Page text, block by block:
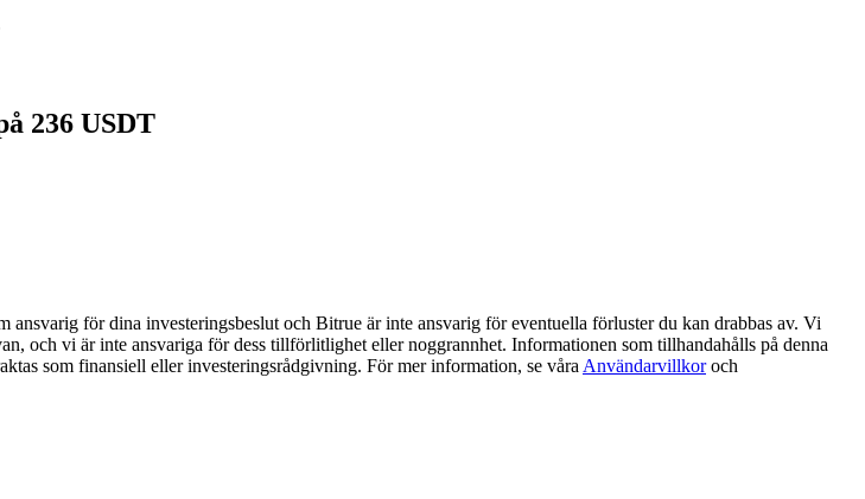
236 USDT
för dina investeringsbeslut och Bitrue är inte ansvarig för eventuella förluster du kan drabbas av. Vi
och vi är inte ansvariga för dess tillförlitlighet eller noggrannhet. Informationen som tillhandahålls på denna
som finansiell eller investeringsrådgivning. För mer information, se våra Användarvillkoroch